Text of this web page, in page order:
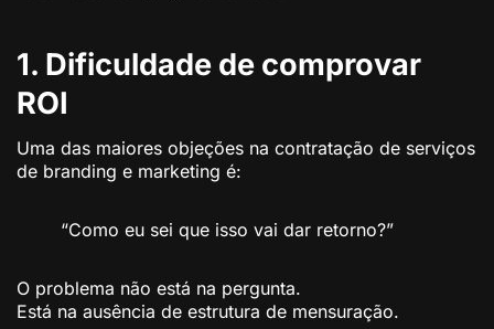
1. Dificuldade de comprovar
ROI
Uma das maiores objeções na contratação de serviços
de branding e marketing é:
“Como eu sei que isso vai dar retorno?”
O problema não está na pergunta.
Está na ausência de estrutura de mensuração.